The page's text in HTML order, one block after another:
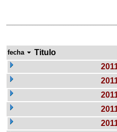
fecha Titulo